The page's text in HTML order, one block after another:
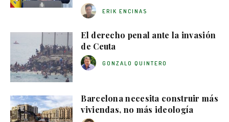
ERIK ENCINAS
El derecho penal ante la invasión
de Ceuta
GONZALO QUINTERO
Barcelona necesita construir más
viviendas, no más ideología